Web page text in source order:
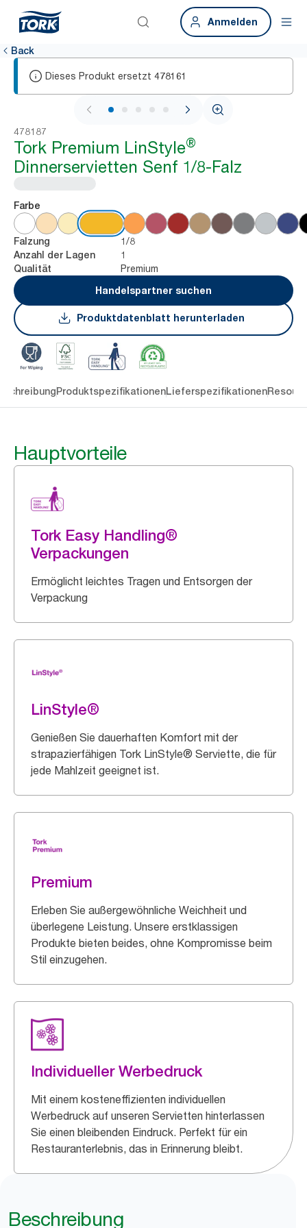
Anmelden
Back
Dieses Produkt ersetzt 478161
1 / 6
478187
Tork Premium LinStyle®
Dinnerservietten Senf 1/8-Falz
Farbe
Falzung 1/8
Anzahl der Lagen 1
Qualität
Premium
Handelspartner suchen
Produktdatenblatt herunterladen
ProduktspezifikationenLieferspezifikationen
Hauptvorteile
Tork Easy Handling®
Verpackungen
Ermöglicht leichtes Tragen und Entsorgen der
Verpackung
LinStyle®
Genießen Sie dauerhaften Komfort mit der
strapazierfähigen Tork LinStyle® Serviette, die für
jede Mahlzeit geeignet ist.
Premium
Erleben Sie außergewöhnliche Weichheit und
überlegene Leistung. Unsere erstklassigen
Produkte bieten beides, ohne Kompromisse beim
Stil einzugehen.
Individueller Werbedruck
Mit einem kosteneffizienten individuellen
Werbedruck auf unseren Servietten hinterlassen
Sie einen bleibenden Eindruck. Perfekt für ein
Restauranterlebnis, das in Erinnerung bleibt.
Beschreibung